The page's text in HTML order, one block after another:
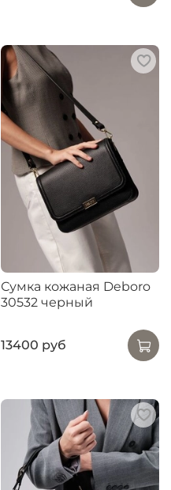
Сумка кожаная Deboro
30532 черный
13400 руб